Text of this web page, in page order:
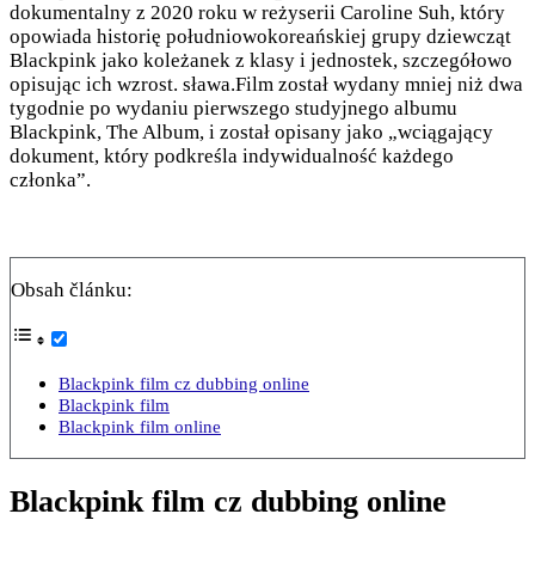
dokumentalny z 2020 roku w reżyserii Caroline Suh, który
opowiada historię południowokoreańskiej grupy dziewcząt
Blackpink jako koleżanek z klasy i jednostek, szczegółowo
opisując ich wzrost. sława.Film został wydany mniej niż dwa
tygodnie po wydaniu pierwszego studyjnego albumu
Blackpink, The Album, i został opisany jako „wciągający
dokument, który podkreśla indywidualność każdego
członka”.
Obsah článku:
Blackpink film cz dubbing online
Blackpink film
Blackpink film online
Blackpink film cz dubbing online